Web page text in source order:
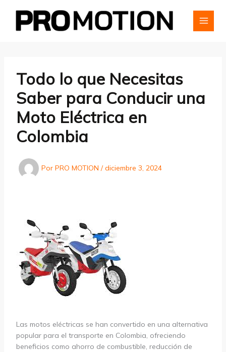
contenido
Todo lo que Necesitas
Saber para Conducir una
Moto Eléctrica en
Colombia
Por PRO MOTION /diciembre 3, 2024
Las motos eléctricas se han convertido en una alternativa
popular para el transporte en Colombia, ofreciendo
beneficios como ahorro de combustible, reducción de